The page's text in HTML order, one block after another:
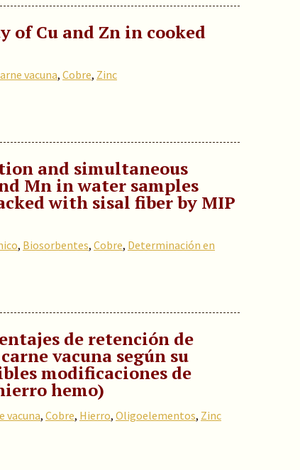
Cu and Zn in cooked
vacuna, Cobre, Zinc
and simultaneous
Mn in water samples
with sisal fiber by MIP
, Biosorbentes, Cobre, Determinación en
de retención de
vacuna según su
modificaciones de
hemo)
vacuna, Cobre, Hierro, Oligoelementos, Zinc